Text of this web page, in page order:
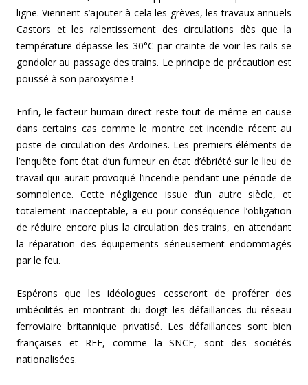
ligne. Viennent s’ajouter à cela les grèves, les travaux annuels
Castors et les ralentissement des circulations dès que la
température dépasse les 30°C par crainte de voir les rails se
gondoler au passage des trains. Le principe de précaution est
poussé à son paroxysme !
Enfin, le facteur humain direct reste tout de même en cause
dans certains cas comme le montre cet incendie récent au
poste de circulation des Ardoines. Les premiers éléments de
l’enquête font état d’un fumeur en état d’ébriété sur le lieu de
travail qui aurait provoqué l’incendie pendant une période de
somnolence. Cette négligence issue d’un autre siècle, et
totalement inacceptable, a eu pour conséquence l’obligation
de réduire encore plus la circulation des trains, en attendant
la réparation des équipements sérieusement endommagés
par le feu.
Espérons que les idéologues cesseront de proférer des
imbécilités en montrant du doigt les défaillances du réseau
ferroviaire britannique privatisé. Les défaillances sont bien
françaises et RFF, comme la SNCF, sont des sociétés
nationalisées.